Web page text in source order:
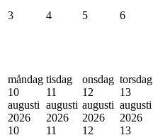
3 4 5 6
måndag
10
augusti
2026
10
tisdag
11
augusti
2026
11
onsdag
12
augusti
2026
12
torsdag
13
augusti
2026
13